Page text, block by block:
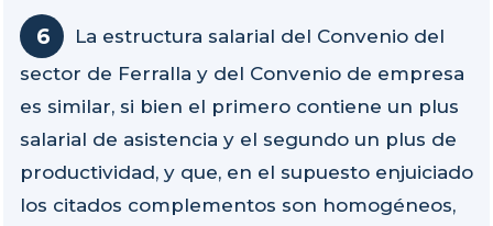
La estructura salarial del Convenio del
sector de Ferralla y del Convenio de empresa
es similar, si bien el primero contiene un plus
salarial de asistencia y el segundo un plus de
productividad, y que, en el supuesto enjuiciado
los citados complementos son homogéneos,